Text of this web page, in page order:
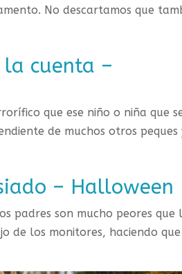
No descartamos que
cuenta –
que ese niño o niña que
de muchos otros peques
– Halloween
padres son mucho peores que
de los monitores, haciendo que